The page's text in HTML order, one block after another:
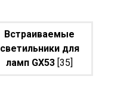
Встраиваемые
светильники для
ламп GX53 [35]